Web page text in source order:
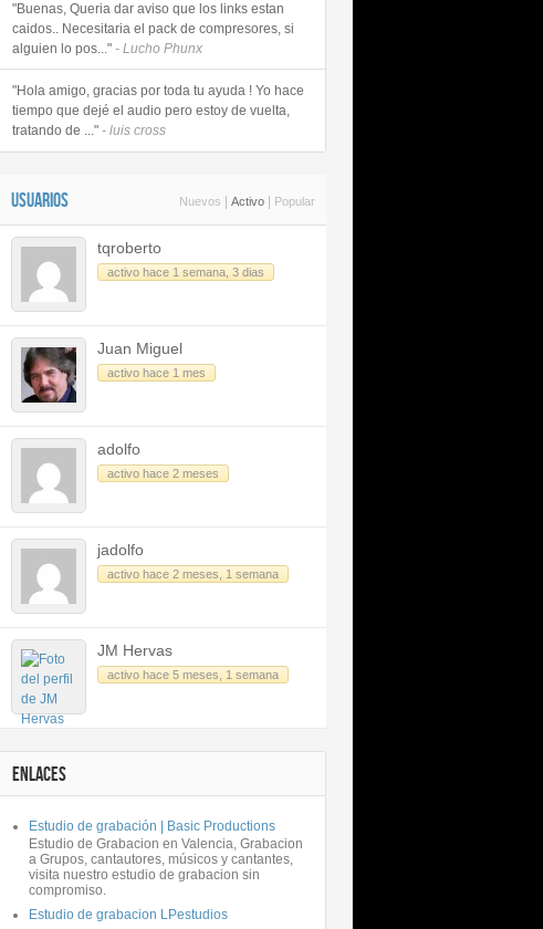
"Buenas, Queria dar aviso que los links estan
caidos.. Necesitaria el pack de compresores, si
alguien lo pos..." - Lucho Phunx
"Hola amigo, gracias por toda tu ayuda ! Yo hace
tiempo que dejé el audio pero estoy de vuelta,
tratando de ..." - luis cross
USUARIOS Nuevos Activo Popular
tqroberto
activo hace 1 semana, 3 dias
Juan Miguel
activo hace 1 mes
adolfo
activo hace 2 meses
jadolfo
activo hace 2 meses, 1 semana
JM Hervas
activo hace 5 meses, 1 semana
ENLACES
Estudio de grabación | Basic Productions
Estudio de Grabacion en Valencia, Grabacion
a Grupos, cantautores, músicos y cantantes,
visita nuestro estudio de grabacion sin
compromiso.
Estudio de grabacion LPestudios